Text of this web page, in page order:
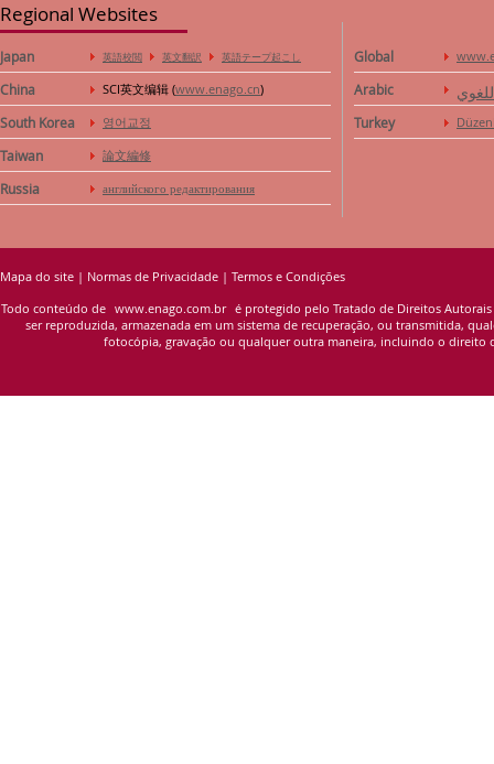
Regional Websites
Japan 英語校閲 英文翻訳 英語テープ起こし
China SCI英文编辑 (www.enago.cn)
South Korea 영어교정
Taiwan 論文編修
Russia английского редактирования
Global
Arabic
Turkey
Mapa do site | Normas de Privacidade | Termos e Condições
Todo conteúdo de www.enago.com.br é protegido pelo Tratado de Direitos
ser reproduzida, armazenada em um sistema de recuperação, ou transmitida,
fotocópia, gravação ou qualquer outra maneira, incluindo o direito